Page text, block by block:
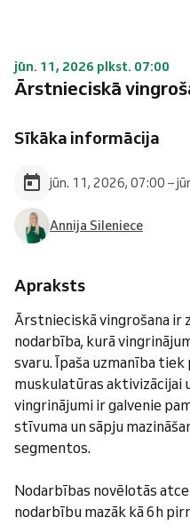
jūn. 11, 2026 plkst. 07:00
Ārstnieciskā
Sīkāka informācija
jūn. 11, 2026, 07:00 –
Annija Sileniece
Apraksts
Ārstnieciskā vingrošana ir
nodarbība, kurā
svaru. Īpaša uzmanība
muskulatūras aktivizācijai
vingrinājumi ir galvenie
stīvuma un sāpju
segmentos.
Nodarbības novēlotās
nodarbību mazāk kā 6h